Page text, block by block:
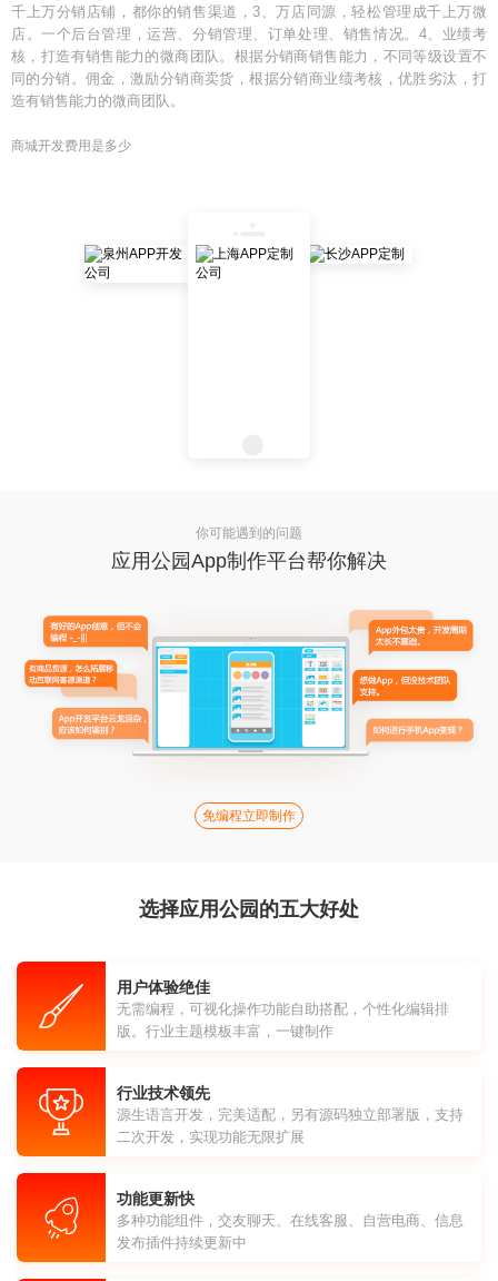
千上万分销店铺，都你的销售渠道，3、万店同源，轻松管理成千上万微
店。一个后台管理，运营、分销管理、订单处理、销售情况。4、业绩考
核，打造有销售能力的微商团队。根据分销商销售能力，不同等级设置不
同的分销。佣金，激励分销商卖货，根据分销商业绩考核，优胜劣汰，打
造有销售能力的微商团队。
商城开发费用是多少
你可能遇到的问题
应用公园App制作平台帮你解决
免编程立即制作
选择应用公园的五大好处
用户体验绝佳
无需编程，可视化操作功能自助搭配，个性化编辑排
版。行业主题模板丰富，一键制作
行业技术领先
源生语言开发，完美适配，另有源码独立部署版，支持
二次开发，实现功能无限扩展
功能更新快
多种功能组件，交友聊天、在线客服、自营电商、信息
发布插件持续更新中